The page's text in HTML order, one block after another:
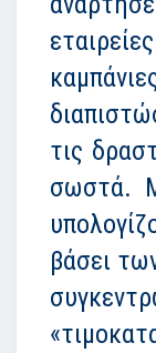
τις
σωστά.
βάσει